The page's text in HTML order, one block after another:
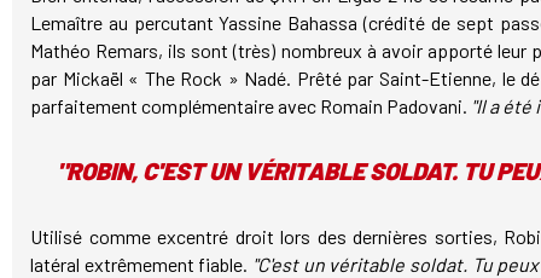
Lemaître au percutant Yassine Bahassa (crédité de sept
Mathéo Remars, ils sont (très) nombreux à avoir apporté
par Mickaël « The Rock » Nadé. Prêté par Saint-Etienne, le
parfaitement complémentaire avec Romain Padovani. "Il a été
"ROBIN, C'EST UN VÉRITABLE SOLDAT. TU
Utilisé comme excentré droit lors des dernières sorties,
latéral extrêmement fiable. "C'est un véritable soldat. Tu